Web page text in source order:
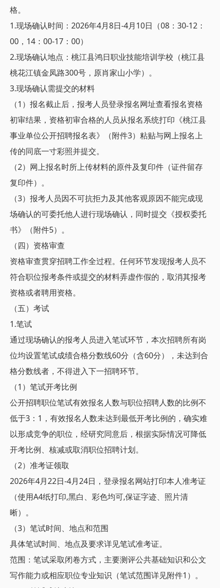
格。
1.现场确认时间：2026年4月8日-4月10日（08：30-12：
00，14：00-17：00）
2.现场确认地点：桃江县鸿日职业技能培训学校（桃江县
桃花江镇金凤路300号，原肖家山小学）。
3.现场确认需提交的材料
（1）报名截止后，报考人员登录报名网址查看报名资格
初审结果，资格初审合格的人员从报名系统打印《桃江县
事业单位公开招聘报名表》（附件3）粘贴与网上报名上
传的同底一寸彩照并提交。
（2）网上报名时所上传材料的原件及复印件（证件留存
复印件）。
（3）报考人员因不可抗拒力及其他客观原因不能完成现
场确认的可委托他人进行现场确认，同时提交《授权委托
书》（附件5）。
（四）资格审查
资格审查贯穿招聘工作全过程。任何环节发现报考人员不
符合职位报考条件或提交的材料弄虚作假的，取消其报考
资格或者聘用资格。
（五）考试
1.笔试
通过现场确认的报考人员进入笔试环节，本次招聘所有岗
位均设置笔试成绩合格分数线60分（含60分），未达到合
格分数线者，不得进入下一招聘环节。
（1）笔试开考比例
公开招聘职位笔试有效报名人数与职位招聘人数的比例不
低于3：1，有效报名人数未达到最低开考比例的，确实难
以形成竞争的职位，经研究同意后，根据实际情况可降低
开考比例、核减或取消职位招聘计划。
（2）准考证领取
2026年4月22日-4月24日，登录报名网站打印本人准考证
（使用A4纸打印,黑白、彩色均可,保证字迹、照片清
晰）。
（3）笔试时间、地点和范围
具体笔试时间、地点及要求详见笔试准考证。
范围：笔试采取闭卷方式，主要测评公共基础知识和公文
写作能力或相应职位专业知识（笔试范围详见附件1）。